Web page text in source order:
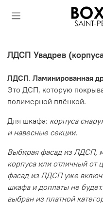
ЛДСП Увадрев
ЛДСП. Ламинированная
Это ДСП, которую
полимерной плёнкой.
Для шкафа: корпуса
и навесные секции.
Выбирая фасад из ЛДСП,
корпуса или отличный от
фасад из ЛДСП уже
шкафа и доплаты не
выбран из платной